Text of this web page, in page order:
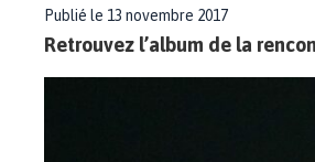
Publié le 13 novembre 2017
Retrouvez l’album de la